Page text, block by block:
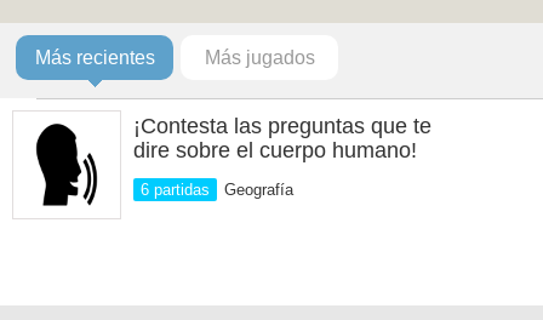
Más recientes Más jugados
¡Contesta las preguntas que te
dire sobre el cuerpo humano!
6 partidas Geografía